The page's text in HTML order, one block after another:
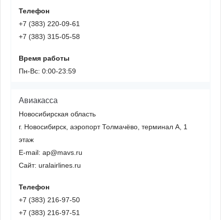
Телефон
+7 (383) 220-09-61
+7 (383) 315-05-58
Время работы
Пн-Вс: 0:00-23:59
Авиакасса
Новосибирская область
г. Новосибирск, аэропорт Толмачёво, терминал А, 1
этаж
E-mail: ap@mavs.ru
Сайт: uralairlines.ru
Телефон
+7 (383) 216-97-50
+7 (383) 216-97-51